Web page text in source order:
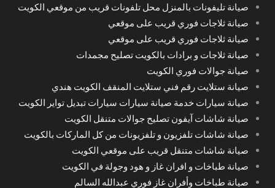
صيانة تليفونات بالمنزل محل تلفونات قريب من موقعي الكويت
صيانة ثلاجات فوري قريب على موقعي
صيانة ثلاجات فوري قريب على موقعي
صيانة ثلاجات و برادات بالكويت تصليح مجمدات
صيانة جوالات فوري الكويت
صيانة ستلايت رقم فني ستلايت المنقف الكويت هندي
صيانة سيارات خدمة صيانة سيارات سيارات تبديل تواير الكويت
صيانة شاشات آيفون تصليح جوالات متنقل الكويت
صيانة شاشات تلفزيون و تلفزيونات من كل الماركات بالكويت
صيانة شاشات متنقل قريب على موقعي الكويت
صيانة طباخات و افران غاز و هود وجولة في الكويت
صيانة طباخات وأفران غاز فوري عبدالله السالم